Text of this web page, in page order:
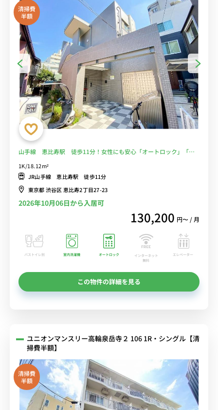
清掃費
半額
山手線 恵比寿駅 徒歩11分！女性にも安心「オートロック」「室
1K/18.12m²
JR山手線 恵比寿駅 徒歩11分
東京都 渋谷区 恵比寿2丁目27-23
2026年10月06日から入居可
130,200 円〜 / 月
バストイレ別 室内洗濯機 オートロック
インターネット
無料
エレベーター
この物件の詳細を見る
ユニオンマンスリー高輪泉岳寺２ 106 1R・シングル【清
掃費半額】
清掃費
半額